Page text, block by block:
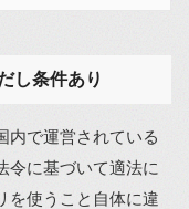
し条件あり
内で運営されている
令に基づいて適法に
を使うこと自体に違